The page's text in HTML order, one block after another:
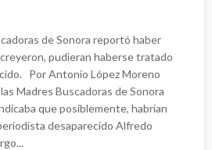
de Sonora reportó haber
pudieran haberse tratado
Por Antonio López Moreno
Madres Buscadoras de Sonora
que posiblemente, habrían
desaparecido Alfredo